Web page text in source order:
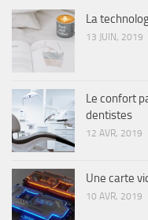
La
13 JUIN, 2019
Le confort
dentistes
12 AVR, 2019
Une carte
10 AVR, 2019